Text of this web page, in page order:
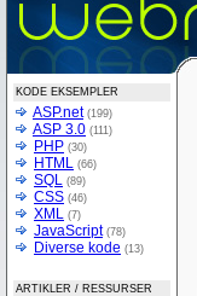
KODE EKSEMPLER
ASP.net (199)
ASP 3.0 (111)
PHP (30)
HTML (66)
SQL (89)
CSS (46)
XML (7)
JavaScript (78)
Diverse kode (13)
ARTIKLER / RESSURSER